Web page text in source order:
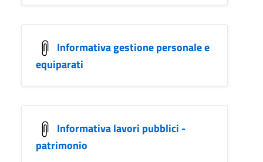
Informativa gestione personale e
equiparati
Informativa lavori pubblici -
patrimonio